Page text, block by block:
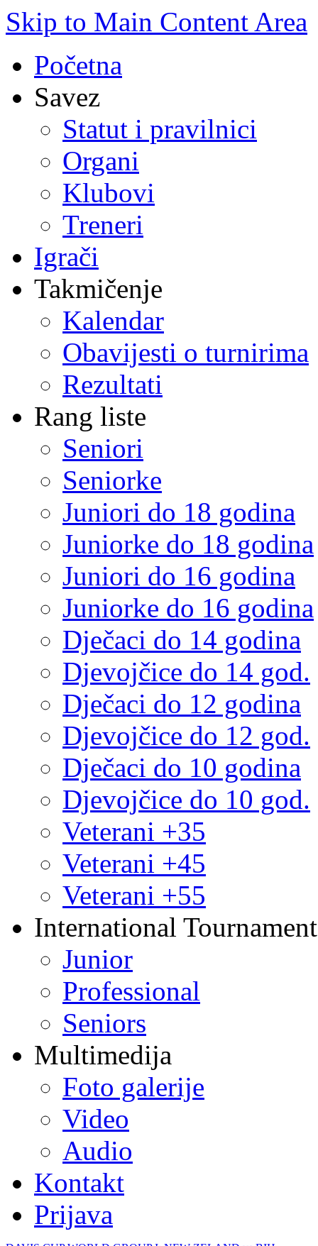
Skip to Main Content Area
Početna
Savez
Statut i pravilnici
Organi
Klubovi
Treneri
Igrači
Takmičenje
Kalendar
Obavijesti o turnirima
Rezultati
Rang liste
Seniori
Seniorke
Juniori do 18 godina
Juniorke do 18 godina
Juniori do 16 godina
Juniorke do 16 godina
Dječaci do 14 godina
Djevojčice do 14 god.
Dječaci do 12 godina
Djevojčice do 12 god.
Dječaci do 10 godina
Djevojčice do 10 god.
Veterani +35
Veterani +45
Veterani +55
International
Junior
Professional
Seniors
Multimedija
Foto galerije
Video
Audio
Kontakt
Prijava